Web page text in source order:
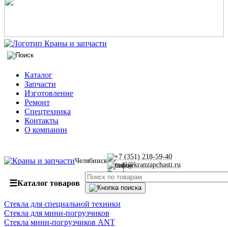
Каталог
Запчасти
Изготовление
Ремонт
Спецтехника
Контакты
О компании
Челябинск
+7 (351) 218-59-40
mail@kranzapchasti.ru
☰Каталог товаров
Стекла для специальной техники
Стекла для мини-погрузчиков
Стекла мини-погрузчиков ANT